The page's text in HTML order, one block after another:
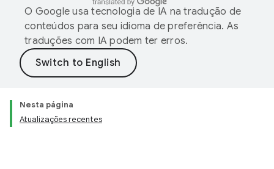
O Google usa tecnologia de IA na tradução de
conteúdos para seu idioma de preferência. As
traduções com IA podem ter erros.
Nesta página
Atualizações recentes